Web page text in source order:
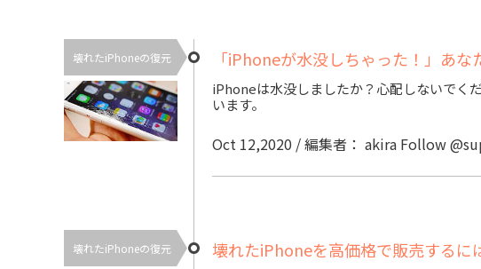
壊れたiPhoneの復元 「iPhoneが水没しちゃった！」あな
iPhoneは水没しましたか？心配しないでく
います。
Oct 12,2020 / 編集者： akira Follow
壊れたiPhoneの復元 壊れたiPhoneを高価格で販売するに